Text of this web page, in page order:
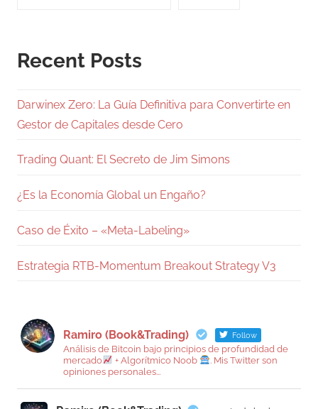
Recent Posts
Darwinex Zero: La Guía Definitiva para Convertirte en
Gestor de Capitales desde Cero
Trading Quant: El Secreto de Jim Simons
¿Es la Economía Global un Engaño?
Caso de Éxito – «Meta-Labeling»
Estrategia RTB-Momentum Breakout Strategy V3
Ramiro (Book&Trading) Follow
Análisis de Bitcoin bajo principios de profundidad de
mercado
+ Algorítmico Noob
. Mis Twitter son
opiniones personales...